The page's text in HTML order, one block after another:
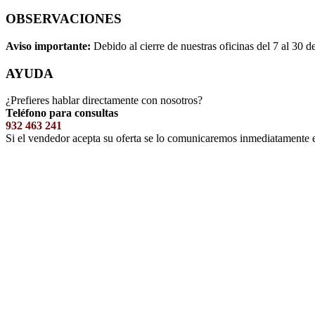
OBSERVACIONES
Aviso importante: Debido al cierre de nuestras oficinas del 7 al 30
AYUDA
¿Prefieres hablar directamente con nosotros?
Teléfono para consultas
932 463 241
Si el vendedor acepta su oferta se lo comunicaremos